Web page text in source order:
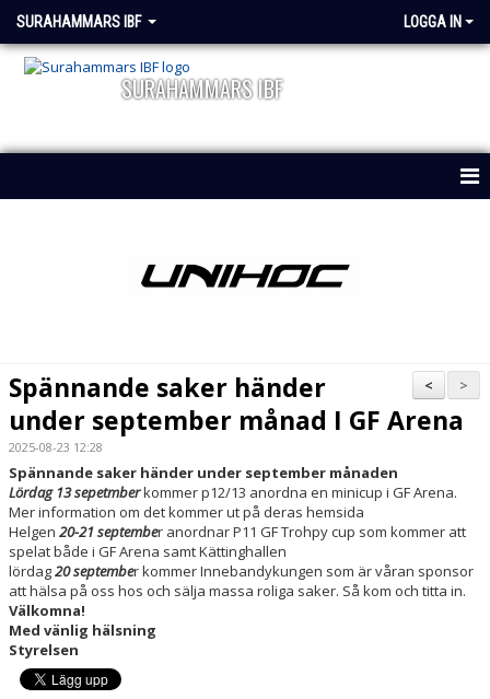
SURAHAMMARS IBF LOGGA IN
SURAHAMMARS IBF
DOKUMENT
VÅRA LAG/ LEDARE
STYRELSE
KONTAKT
BILDGALLERI
>
<
Spännande saker händer
under september månad I GF Arena
2025-08-23 12:28
Spännande saker händer under september månaden
Lördag 13 sepetmberkommer p12/13 anordna en minicup i GF Arena.
Mer information om det kommer ut på deras hemsida
Helgen 20-21 september anordnar P11 GF Trohpy cup som kommer att
spelat både i GF Arena samt Kättinghallen
lördag20 september kommer Innebandykungen som är våran sponsor
att hälsa på oss hos och sälja massa roliga saker. Så kom och titta in.
Välkomna!
Med vänlig hälsning
Styrelsen